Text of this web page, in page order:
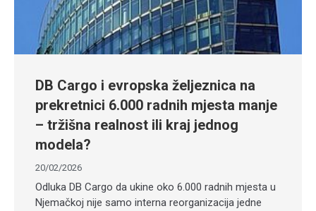
DB Cargo i evropska željeznica na
prekretnici 6.000 radnih mjesta manje
– tržišna realnost ili kraj jednog
modela?
20/02/2026
Odluka DB Cargo da ukine oko 6.000 radnih mjesta u
Njemačkoj nije samo interna reorganizacija jedne